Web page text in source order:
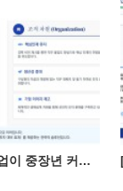
[기획 칼럼] 5. 기업이 중장년 커리어 설계를 지원해야 하는 명확한 이유(ROI)